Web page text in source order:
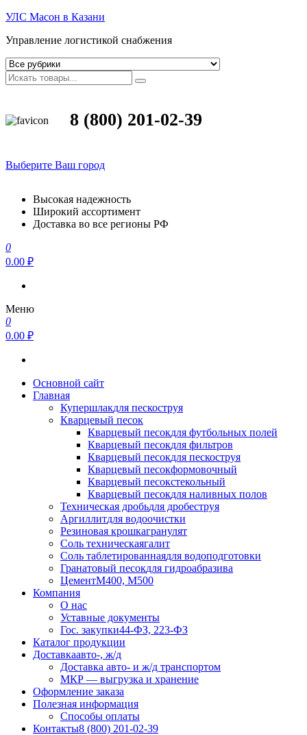
УЛС Масон в Казани
Управление логистикой снабжения
8 (800) 201-02-39
Выберите Ваш город
Высокая надежность
Широкий ассортимент
Доставка во все регионы РФ
0
0.00 ₽
Меню
0
0.00 ₽
Основной сайт
Главная
Купершлакдля пескоструя
Кварцевый песок
Кварцевый песокдля футбольных полей
Кварцевый песокдля фильтров
Кварцевый песокдля пескоструя
Кварцевый песокформовочный
Кварцевый песокстекольный
Кварцевый песокдля наливных полов
Техническая дробьдля дробеструя
Аргиллитдля водоочистки
Резиновая крошкагранулят
Соль техническаягалит
Соль таблетированнаядля водоподготовки
Гранатовый песокдля гидроабразива
ЦементМ400, М500
Компания
О нас
Уставные документы
Гос. закупки44-ФЗ, 223-ФЗ
Каталог продукции
Доставкаавто-, ж/д
Доставка авто- и ж/д транспортом
МКР — выгрузка и хранение
Оформление заказа
Полезная информация
Способы оплаты
Контакты8 (800) 201-02-39